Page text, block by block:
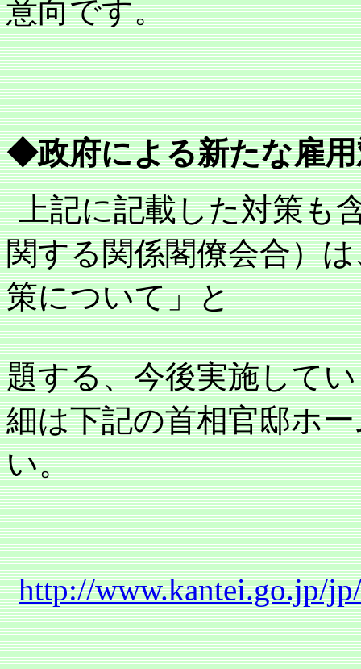
意向です。
◆政府による新たな雇
上記に記載した対策も
関する関係閣僚会合）
策について」と
題する、今後実施して
細は下記の首相官邸ホ
い。
http://www.kantei.go.jp/